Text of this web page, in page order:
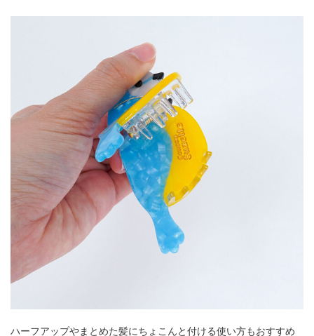
ハーフアップやまとめた髪にちょこんと付ける使い方もおすすめ